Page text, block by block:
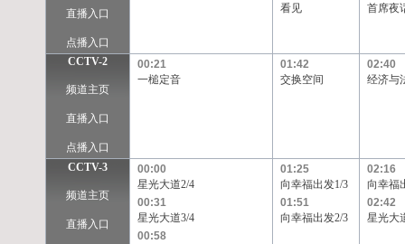
摄影频道
电视购物
教育一台
河北卫视
河南卫视 黑龙江卫视
湖北卫视
江西卫视 辽宁卫视
山东卫视
陕西卫视
浙江卫视
甘肃卫视
西藏卫视
青海卫视 宁夏卫视
新疆卫视
凤凰资讯台 凤凰电影台
华娱卫视
TVB-星河
Channel[V] 天映频道
直播入口
点播入口
看见
首席夜
CCTV-2
频道主页
直播入口
点播入口
00:21
一槌定音
01:42
交换空间
02:40
经济与
CCTV-3
频道主页
直播入口
00:00
星光大道2/4
00:31
星光大道3/4
00:58
01:25
向幸福出发1/3
01:51
向幸福出发2/3
02:16
向幸福
02:42
星光大